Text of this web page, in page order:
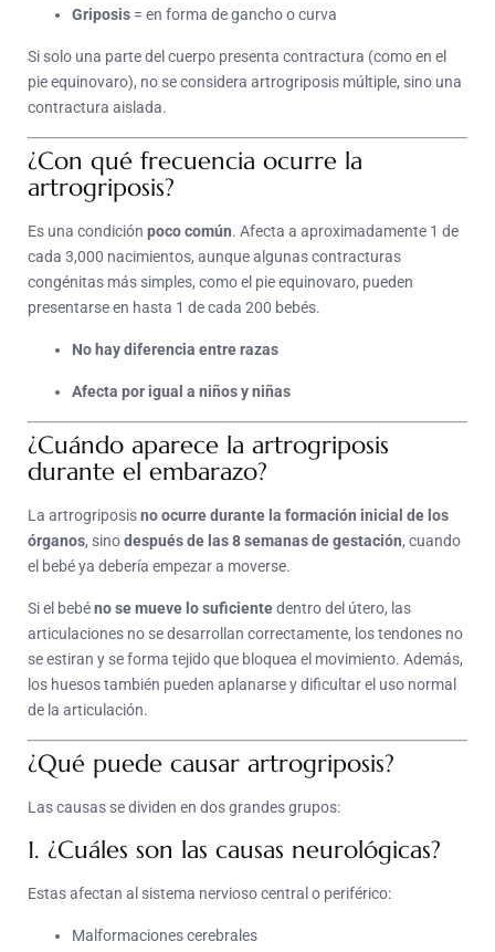
Griposis = en forma de gancho o curva
Si solo una parte del cuerpo presenta contractura (como en el
pie equinovaro), no se considera artrogriposis múltiple, sino una
contractura aislada.
¿Con qué frecuencia ocurre la
artrogriposis?
Es una condición poco común. Afecta a aproximadamente 1 de
cada 3,000 nacimientos, aunque algunas contracturas
congénitas más simples, como el pie equinovaro, pueden
presentarse en hasta 1 de cada 200 bebés.
No hay diferencia entre razas
Afecta por igual a niños y niñas
¿Cuándo aparece la artrogriposis
durante el embarazo?
La artrogriposisno ocurre durante la formación inicial de los
órganos, sinodespués de las 8 semanas de gestación, cuando
el bebé ya debería empezar a moverse.
Si el bebéno se mueve lo suficientedentro del útero, las
articulaciones no se desarrollan correctamente, los tendones no
se estiran y se forma tejido que bloquea el movimiento. Además,
los huesos también pueden aplanarse y dificultar el uso normal
de la articulación.
¿Qué puede causar artrogriposis?
Las causas se dividen en dos grandes grupos:
1. ¿Cuáles son las causas neurológicas?
Estas afectan al sistema nervioso central o periférico:
Malformaciones cerebrales